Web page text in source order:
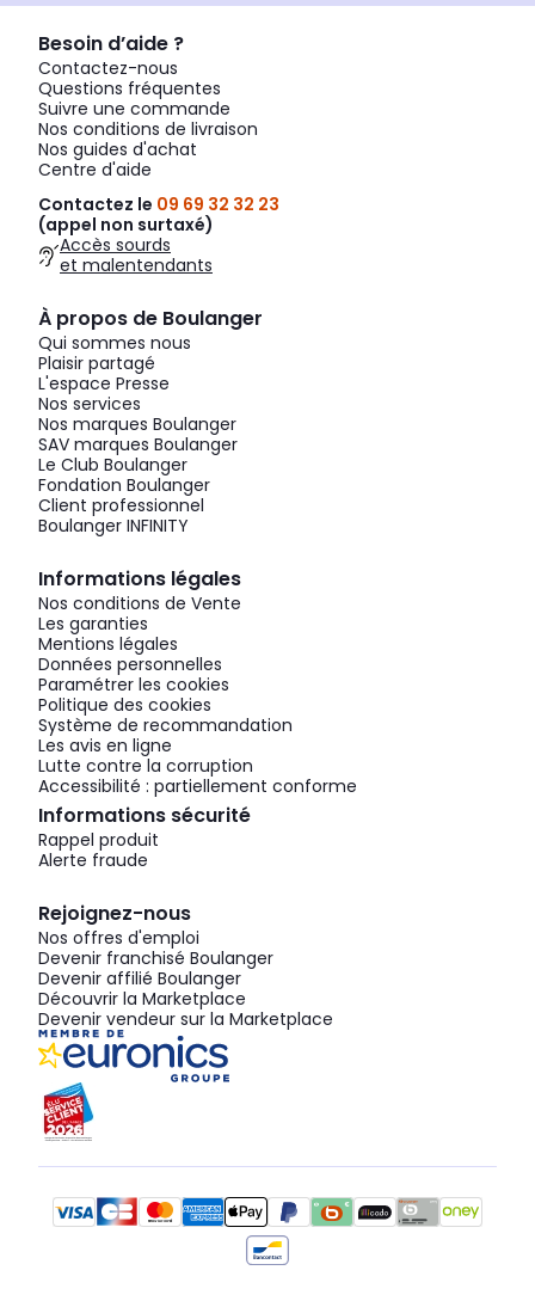
Besoin d’aide ?
Contactez-nous
Questions fréquentes
Suivre une commande
Nos conditions de livraison
Nos guides d'achat
Centre d'aide
Contactez le 09 69 32 32 23
(appel non surtaxé)
Accès sourds
et malentendants
À propos de Boulanger
Qui sommes nous
Plaisir partagé
L'espace Presse
Nos services
Nos marques Boulanger
SAV marques Boulanger
Le Club Boulanger
Fondation Boulanger
Client professionnel
Boulanger INFINITY
Informations légales
Nos conditions de Vente
Les garanties
Mentions légales
Données personnelles
Paramétrer les cookies
Politique des cookies
Système de recommandation
Les avis en ligne
Lutte contre la corruption
Accessibilité : partiellement conforme
Informations sécurité
Rappel produit
Alerte fraude
Rejoignez-nous
Nos offres d'emploi
Devenir franchisé Boulanger
Devenir affilié Boulanger
Découvrir la Marketplace
Devenir vendeur sur la Marketplace